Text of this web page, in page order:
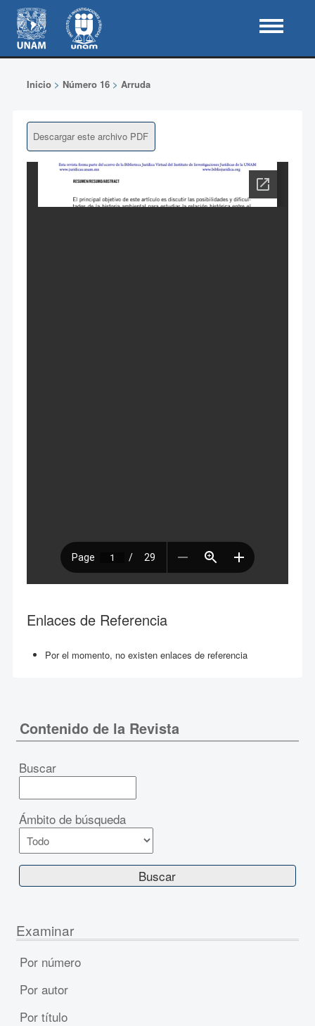
Inicio> Número 16> Arruda
Descargar este archivo PDF
Enlaces de Referencia
Por el momento, no existen enlaces de referencia
Contenido de la Revista
Buscar
Ámbito de búsqueda
Examinar
Por número
Por autor
Por título